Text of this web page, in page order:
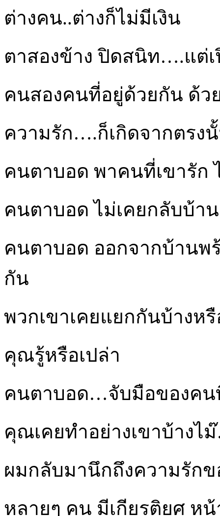
ต่างคน..ต่างก็ไม่มีเงิน
ตาสองข้าง ปิดสนิท….แต่เ
คนสองคนที่อยู่ด้วยกัน ด้ว
ความรัก….ก็เกิดจากตรง
คนตาบอด พาคนที่เขารัก
คนตาบอด ไม่เคยกลับบ้า
คนตาบอด ออกจากบ้าน
กัน
พวกเขาเคยแยกกันบ้างห
คุณรู้หรือเปล่า
คนตาบอด…จับมือของคน
คุณเคยทำอย่างเขาบ้างไ
ผมกลับมานึกถึงความรัก
หลายๆ คน มีเกียรติยศ ห